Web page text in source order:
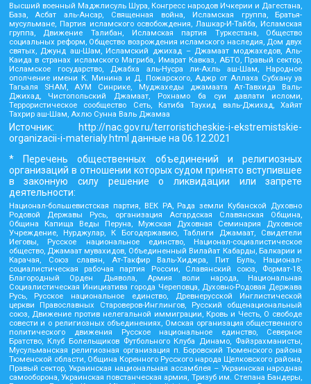
Высший военный Маджлисуль Шура, Конгресс народов Ичкерии и Дагестана,
База, Асбат аль-Ансар, Священная война, Исламская группа, Братья-
мусульмане, Партия исламского освобождения, Лашкар-И-Тайба, Исламская
группа, Движение Талибан, Исламская партия Туркестана, Общество
социальных реформ, Общество возрождения исламского наследия, Дом двух
святых, Джунд аш-Шам, Исламский джихад – Джамаат моджахедов, Аль-
Каида в странах исламского Магриба, Имарат Кавказ, АБТО, Правый сектор,
Исламское государство, Джабха аль-Нусра ли-Ахль аш-Шам, Народное
ополчение имени К. Минина и Д. Пожарского, Аджр от Аллаха Субхану уа
Тагьаля SHAM, АУМ Синрике, Муджахеды джамаата Ат-Тавхида Валь-
Джихад, Чистопольский Джамаат, Рохнамо ба суи давлати исломи,
Террористическое сообщество Сеть, Катиба Таухид валь-Джихад, Хайят
Тахрир аш-Шам, Ахлю Сунна Валь Джамаа
Источник: http://nac.gov.ru/terroristicheskie-i-ekstremistskie-
organizacii-i-materialy.html данные на 06.12.2021
* Перечень общественных объединений и религиозных
организаций в отношении которых судом принято вступившее
в законную силу решение о ликвидации или запрете
деятельности:
Национал-большевистская партия, ВЕК РА, Рада земли Кубанской Духовно
Родовой Державы Русь, организация Асгардская Славянская Община,
Община Капища Веды Перуна, Мужская Духовная Семинария Духовное
Учреждение, Нурджулар, К Богодержавию, Таблиги Джамаат, Свидетели
Иеговы, Русское национальное единство, Национал-социалистическое
общество, Джамаат мувахидов, Объединенный Вилайат Кабарды, Балкарии и
Карачая, Союз славян, Ат-Такфир Валь-Хиджра, Пит Буль, Национал-
социалистическая рабочая партия России, Славянский союз, Формат-18,
Благородный Орден Дьявола, Армия воли народа, Национальная
Социалистическая Инициатива города Череповца, Духовно-Родовая Держава
Русь, Русское национальное единство, Древнерусской Инглистической
церкви Православных Староверов-Инглингов, Русский общенациональный
союз, Движение против нелегальной иммиграции, Кровь и Честь, О свободе
совести и о религиозных объединениях, Омская организация общественного
политического движения Русское национальное единство, Северное
Братство, Клуб Болельщиков Футбольного Клуба Динамо, Файзрахманисты,
Мусульманская религиозная организация п. Боровский Тюменского района
Тюменской области, Община Коренного Русского народа Щелковского района,
Правый сектор, Украинская национальная ассамблея – Украинская народная
самооборона, Украинская повстанческая армия, Тризуб им. Степана Бандеры,